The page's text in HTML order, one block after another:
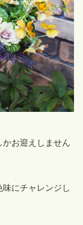
お迎えしません
にチャレンジし